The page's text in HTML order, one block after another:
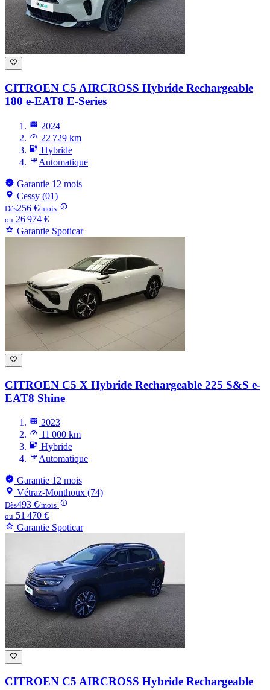
CITROEN C5 AIRCROSS Hybride Rechargeable
180 e-EAT8 E-Series
2024
22 729 km
Hybride
Automatique
Garantie 12 mois
Cessy (01)
Dès256 €/mois
ou 26 974 €
Garantie Spoticar
CITROEN C5 X Hybride Rechargeable 225 S&S e-
EAT8 Shine
2023
11 000 km
Hybride
Automatique
Garantie 12 mois
Vétraz-Monthoux (74)
Dès493 €/mois
ou 51 470 €
Garantie Spoticar
CITROEN C5 AIRCROSS Hybride Rechargeable